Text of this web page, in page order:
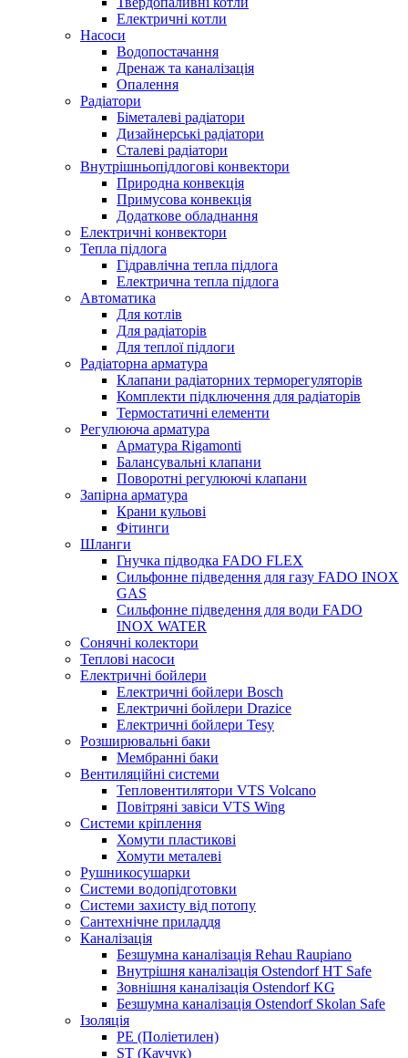
Електричні котли
Насоси
Водопостачання
Дренаж та каналізація
Опалення
Радіатори
Біметалеві радіатори
Дизайнерські радіатори
Сталеві радіатори
Внутрішньопідлогові конвектори
Природна конвекція
Примусова конвекція
Додаткове обладнання
Електричні конвектори
Тепла підлога
Гідравлічна тепла підлога
Електрична тепла підлога
Автоматика
Для котлів
Для радіаторів
Для теплої підлоги
Радіаторна арматура
Клапани радіаторних терморегуляторів
Комплекти підключення для радіаторів
Термостатичні елементи
Регулююча арматура
Арматура Rigamonti
Балансувальні клапани
Поворотні регулюючі клапани
Запірна арматура
Крани кульові
Фітинги
Шланги
Гнучка підводка FADO FLEX
Сильфонне підведення для газу FADO INOX
GAS
Сильфонне підведення для води FADO
INOX WATER
Сонячні колектори
Теплові насоси
Електричні бойлери
Електричні бойлери Bosch
Електричні бойлери Drazice
Електричні бойлери Tesy
Розширювальні баки
Мембранні баки
Вентиляційні системи
Тепловентилятори VTS Volcano
Повітряні завіси VTS Wing
Системи кріплення
Хомути пластикові
Хомути металеві
Рушникосушарки
Системи водопідготовки
Системи захисту від потопу
Сантехнічне приладдя
Каналізація
Безшумна каналізація Rehau Raupiano
Внутрішня каналізація Ostendorf HT Safe
Зовнішня каналізація Ostendorf KG
Безшумна каналізація Ostendorf Skolan Safe
Ізоляція
PE (Поліетилен)
ST (Каучук)